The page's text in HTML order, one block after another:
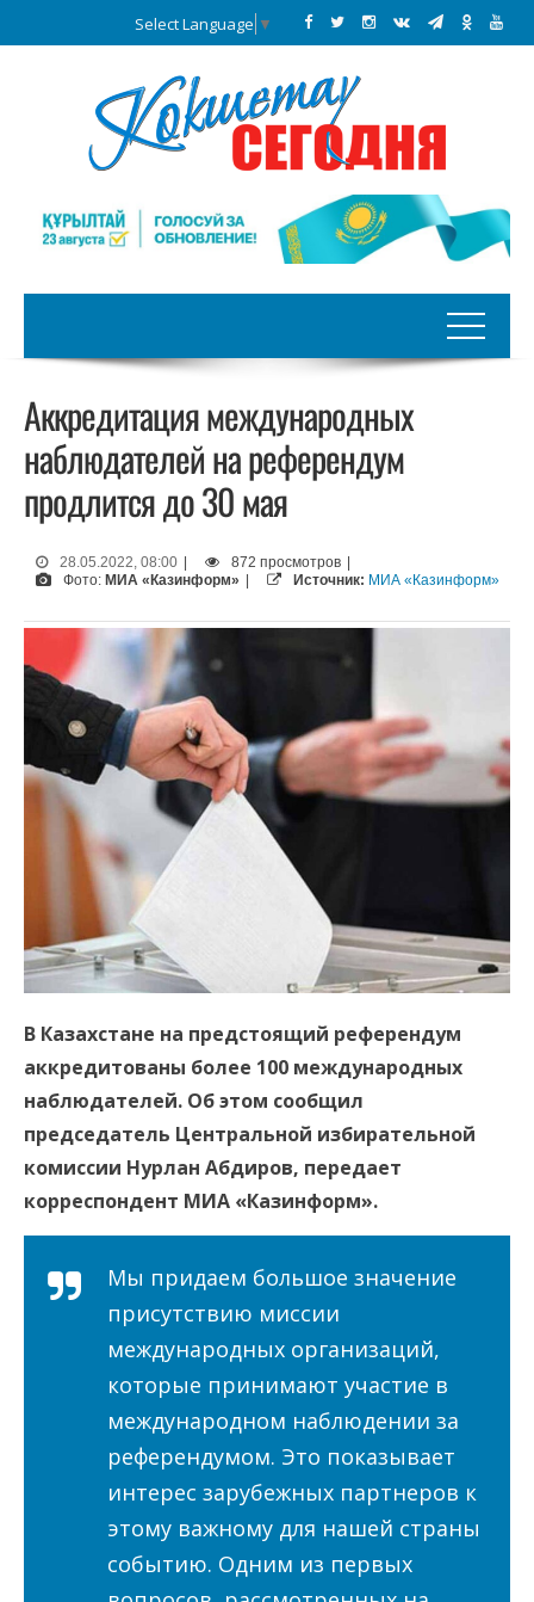
Select Language ▼
Аккредитация международных
наблюдателей на референдум
продлится до 30 мая
28.05.2022, 08:00 872 просмотров
Фото: МИА «Казинформ» Источник: МИА «Казинформ»
В Казахстане на предстоящий референдум
аккредитованы более 100 международных
наблюдателей. Об этом сообщил
председатель Центральной избирательной
комиссии Нурлан Абдиров, передает
корреспондент МИА «Казинформ».
Мы придаем большое значение
присутствию миссии
международных организаций,
которые принимают участие в
международном наблюдении за
референдумом. Это показывает
интерес зарубежных партнеров к
этому важному для нашей страны
событию. Одним из первых